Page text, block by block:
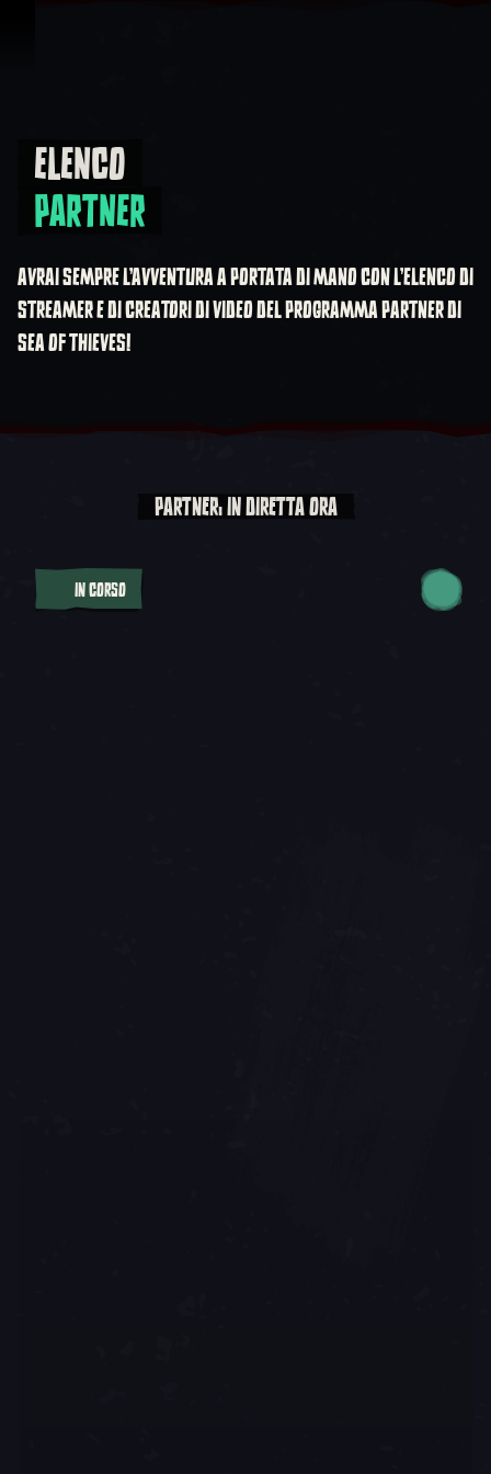
Elenco Partner
ELENCO
PARTNER
AVRAI SEMPRE L'AVVENTURA A PORTATA DI MANO CON L'ELENCO DI
STREAMER E DI CREATORI DI VIDEO DEL PROGRAMMA PARTNER DI
SEA OF THIEVES!
PARTNER: IN DIRETTA ORA
IN CORSO